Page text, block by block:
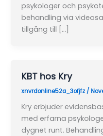
psykologer och
behandling via
tillgång till […]
KBT hos Kry
xnvrdonline52a_3ofjfz /
Kry erbjuder
med erfarna
dygnet runt.